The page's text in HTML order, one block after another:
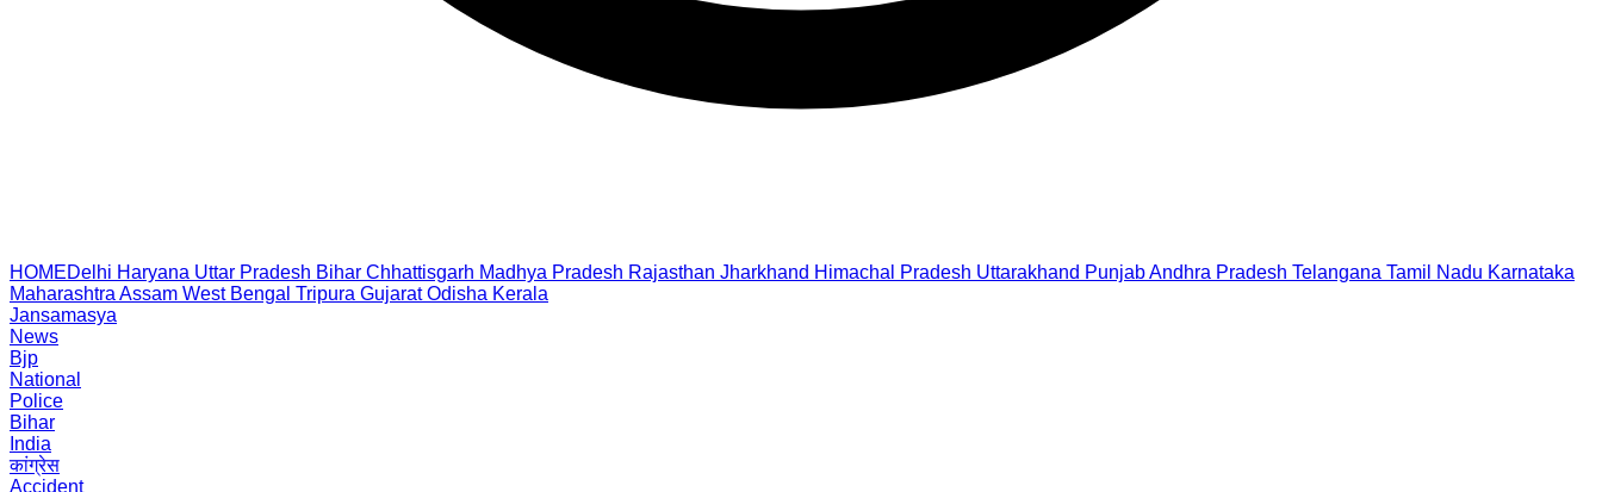
HOMEDelhi Haryana Uttar Pradesh Bihar Chhattisgarh Madhya Pradesh Rajasthan Jharkhand Himachal Pradesh Uttarakhand PunjabAndhra Pradesh Telangana Tamil Nadu Karnataka
Maharashtra Assam West Bengal Tripura Gujarat Odisha Kerala
Jansamasya
News
Bjp
National
Police
Bihar
India
कांग्रेस
Accident